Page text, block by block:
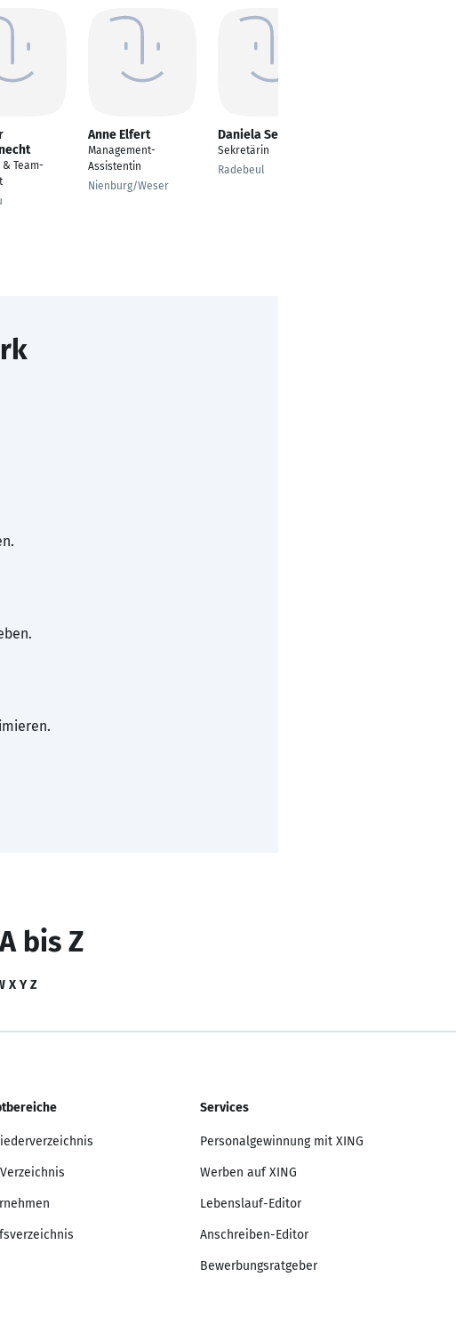
Team-
Anne Elfert
Management-
Assistentin
Nienburg/Weser
Daniela Sempert
Sekretärin
Radebeul
bis Z
X Y Z
Services
Personalgewinnung mit XING
Werben auf XING
Lebenslauf-Editor
Anschreiben-Editor
Bewerbungsratgeber